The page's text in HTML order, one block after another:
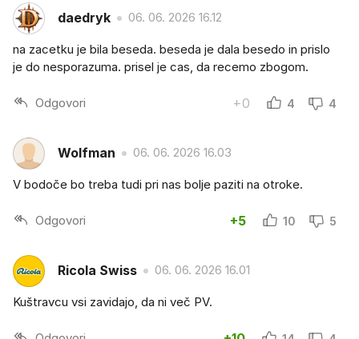
daedryk 06. 06. 2026 16.12
na zacetku je bila beseda. beseda je dala besedo in prislo
je do nesporazuma. prisel je cas, da recemo zbogom.
Odgovori +0 4 4
Wolfman 06. 06. 2026 16.03
V bodoče bo treba tudi pri nas bolje paziti na otroke.
Odgovori +5 10 5
Ricola Swiss 06. 06. 2026 16.01
Kuštravcu vsi zavidajo, da ni več PV.